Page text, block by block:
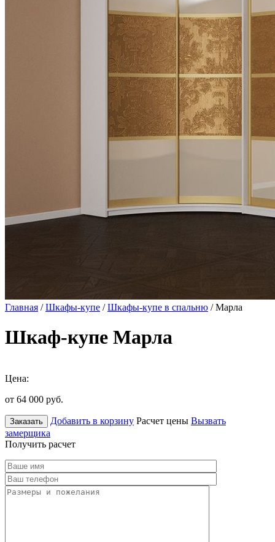
Главная /Шкафы-купе /Шкафы-купе в спальню / Марла
Шкаф-купе Марла
Цена:
от 64 000 руб.
Заказать Добавить в корзину Расчет цены Вызвать
замерщика
Получить расчет